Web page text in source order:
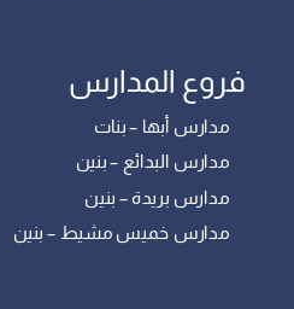
فروع المدارس
مدارس أبها – بنات
مدارس البدائع – بنين
مدارس بريدة – بنين
مدارس خميس مشيط – بنين